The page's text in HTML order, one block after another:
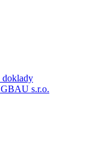
doklady
s.r.o.